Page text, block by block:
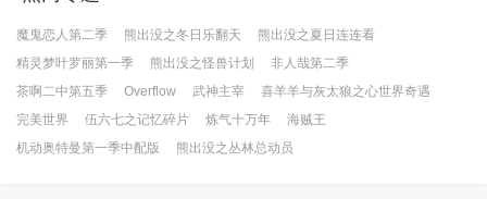
魔鬼恋人第二季 熊出没之冬日乐翻天
熊出没之夏日连连看
精灵梦叶罗丽第一季
熊出没之怪兽计划
非人哉第二季
茶啊二中第五季
Overflow 武神主宰
喜羊羊与灰太狼之心世界奇遇
完美世界
伍六七之记忆碎片 炼气十万年
海贼王
机动奥特曼第一季中配版
熊出没之丛林总动员